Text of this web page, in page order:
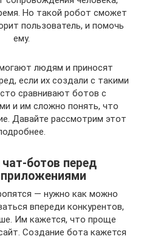
Но такой робот сможет
пользователь, и помочь
ему.
людям и приносят
если их создали с такими
сравнивают ботов с
и им сложно понять, что
Давайте рассмотрим этот
ботов перед
— нужно как можно
впереди конкурентов,
Им кажется, что проще
Создание бота кажется